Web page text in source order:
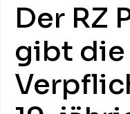
Der RZ
gibt die